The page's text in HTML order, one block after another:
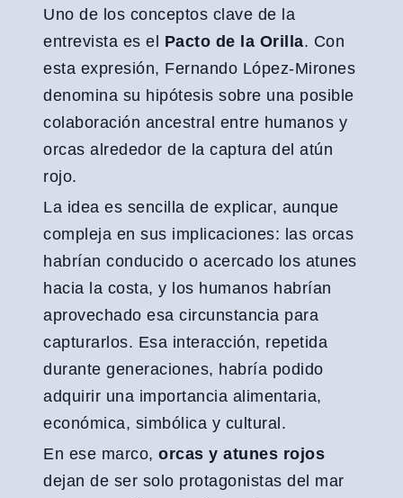
Uno de los conceptos clave de la
entrevista es el Pacto de la Orilla. Con
esta expresión, Fernando López-Mirones
denomina su hipótesis sobre una posible
colaboración ancestral entre humanos y
orcas alrededor de la captura del atún
rojo.
La idea es sencilla de explicar, aunque
compleja en sus implicaciones: las orcas
habrían conducido o acercado los atunes
hacia la costa, y los humanos habrían
aprovechado esa circunstancia para
capturarlos. Esa interacción, repetida
durante generaciones, habría podido
adquirir una importancia alimentaria,
económica, simbólica y cultural.
En ese marco, orcas y atunes rojos
dejan de ser solo protagonistas del mar